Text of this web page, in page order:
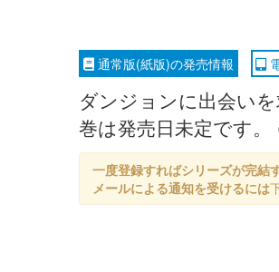
通常版(紙版)の発売情報
ダンジョンに出会い
巻は発売日未定です。
一度登録すればシリーズが完結
メールによる通知を受けるには